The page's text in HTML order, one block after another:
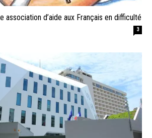
association d’aide aux Français en difficulté
3